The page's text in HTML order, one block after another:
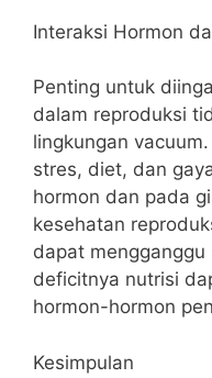
Interaksi Hormon
Penting untuk
dalam reproduksi
lingkungan
stres, diet, dan
hormon dan pada
kesehatan
dapat
deficitnya nutrisi
hormon-hormon
Kesimpulan